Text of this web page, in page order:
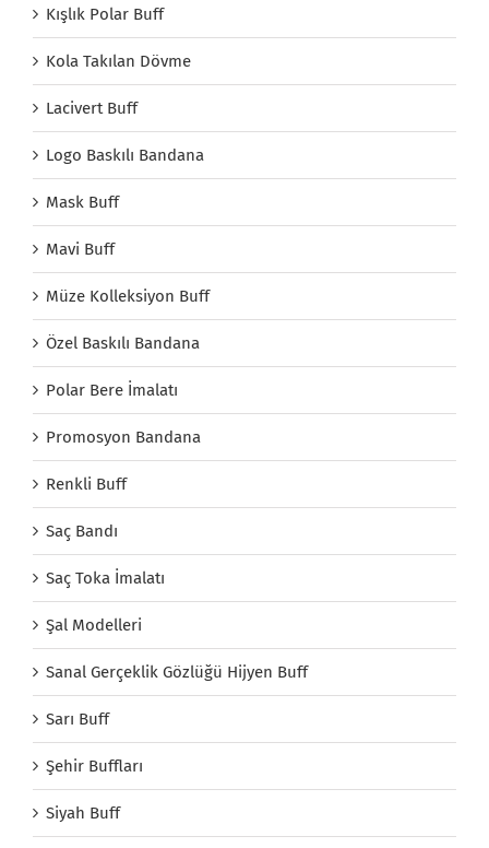
Kışlık Polar Buff
Kola Takılan Dövme
Lacivert Buff
Logo Baskılı Bandana
Mask Buff
Mavi Buff
Müze Kolleksiyon Buff
Özel Baskılı Bandana
Polar Bere İmalatı
Promosyon Bandana
Renkli Buff
Saç Bandı
Saç Toka İmalatı
Şal Modelleri
Sanal Gerçeklik Gözlüğü Hijyen Buff
Sarı Buff
Şehir Buffları
Siyah Buff